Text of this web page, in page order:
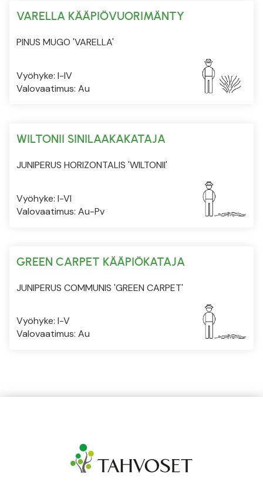
VARELLA KÄÄPIÖVUORIMÄNTY
PINUS MUGO 'VARELLA'
Vyöhyke: I-IV
Valovaatimus: Au
WILTONII SINILAAKAKATAJA
JUNIPERUS HORIZONTALIS 'WILTONII'
Vyöhyke: I-VI
Valovaatimus: Au-Pv
GREEN CARPET KÄÄPIÖKATAJA
JUNIPERUS COMMUNIS 'GREEN CARPET'
Vyöhyke: I-V
Valovaatimus: Au